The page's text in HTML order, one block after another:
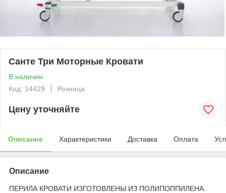
Санте Три Моторные Кровати
В наличии
Код: 14429
Розница
Цену уточняйте
Описание Характеристики Доставка Оплата
Описание
ПЕРИЛА КРОВАТИ ИЗГОТОВЛЕНЫ ИЗ ПОЛИПОППИЛЕНА.